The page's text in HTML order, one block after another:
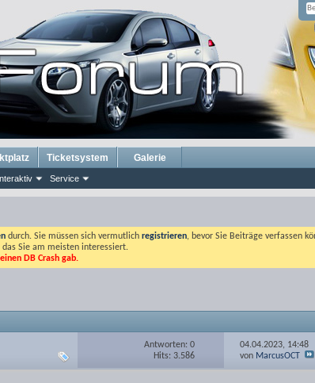
Service
Ticketsystem Galerie
durch. Sie müssen sich vermutlich registrieren, bevor Sie Beiträge verfassen
das Sie am meisten interessiert.
DB Crash gab.
Antworten: 0
Hits: 3.586
04.04.2023, 14:48
von MarcusOCT